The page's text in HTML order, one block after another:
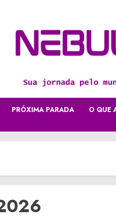
PRÓXIMA PARADA O QUE